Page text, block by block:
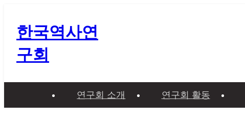
한국역사연
구회
연구회 소개 연구회 활동